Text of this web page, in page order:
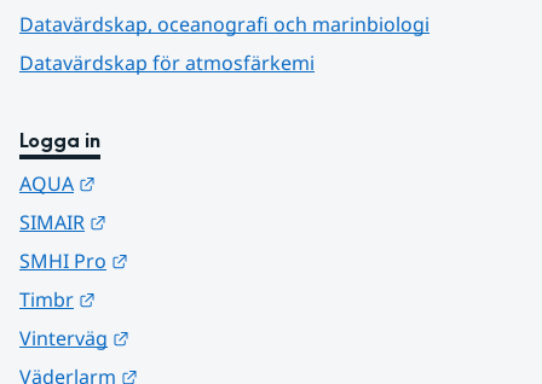
Datavärdskap, oceanografi och marinbiologi
Datavärdskap för atmosfärkemi
Logga in
AQUA
SIMAIR
SMHI Pro
Timbr
Vinterväg
Väderlarm